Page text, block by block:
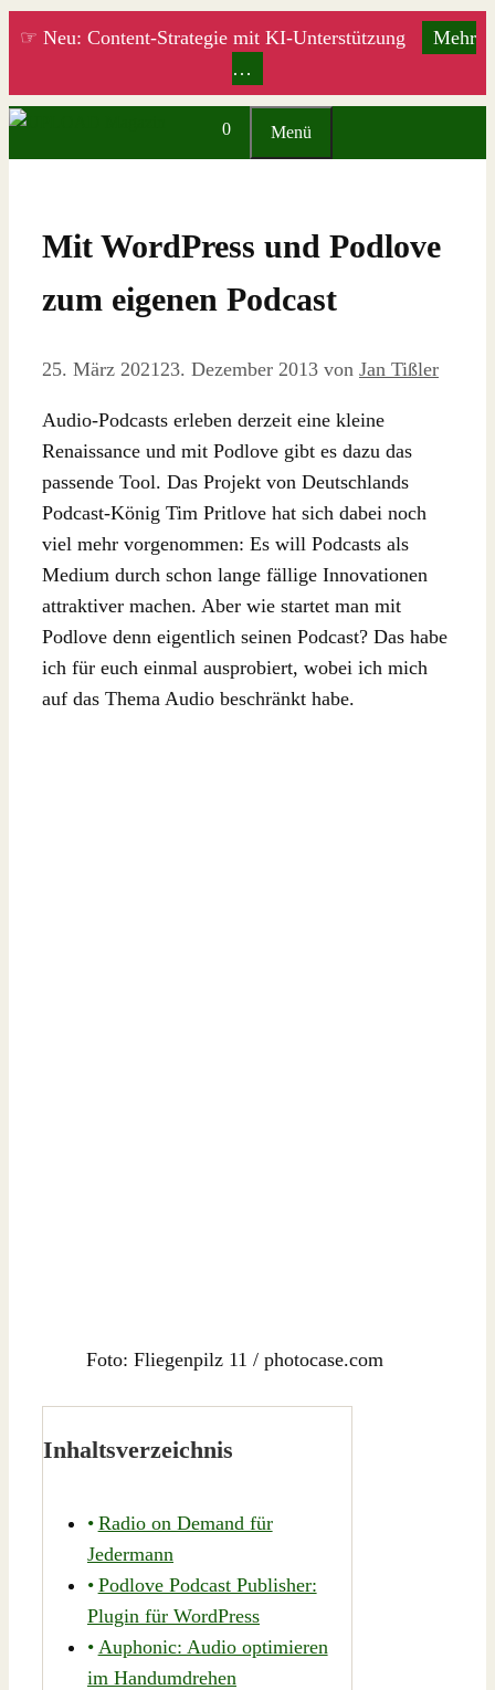
Zum
☞ Neu: Content-Strategie mit KI-Unterstützung
Mehr
…
0 Menü
Mit WordPress und Podlove
zum eigenen Podcast
25. März 2021 23. Dezember 2013 von Jan Tißler
Audio-Podcasts erleben derzeit eine kleine
Renaissance und mit Podlove gibt es dazu das
passende Tool. Das Projekt von Deutschlands
Podcast-König Tim Pritlove hat sich dabei noch
viel mehr vorgenommen: Es will Podcasts als
Medium durch schon lange fällige Innovationen
attraktiver machen. Aber wie startet man mit
Podlove denn eigentlich seinen Podcast? Das habe
ich für euch einmal ausprobiert, wobei ich mich
auf das Thema Audio beschränkt habe.
Foto: Fliegenpilz 11 / photocase.com
Inhaltsverzeichnis
Radio on Demand für
Jedermann
Podlove Podcast Publisher:
Plugin für WordPress
Auphonic: Audio optimieren
im Handumdrehen